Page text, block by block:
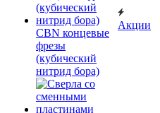
CBN концевые
фрезы
(кубический
нитрид бора)
Акции